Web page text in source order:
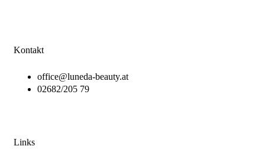
Kontakt
office@luneda-beauty.at
02682/205 79
Links